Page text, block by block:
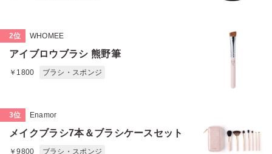
2位 WHOMEE
アイブロウブラシ 熊野筆
￥1800 ブラシ・スポンジ
3位 Enamor
メイクブラシ7本＆ブラシケースセット
￥9800 ブラシ・スポンジ